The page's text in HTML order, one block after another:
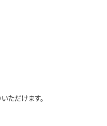
ただけます。